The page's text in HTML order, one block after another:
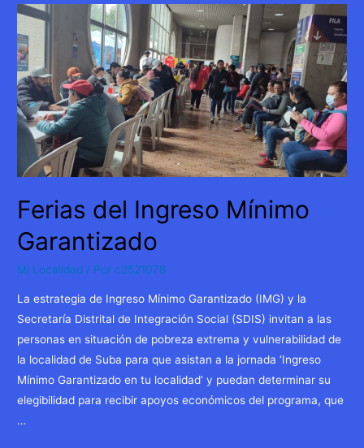
en
Gutiérrez
Ferias del Ingreso Mínimo
Garantizado
Mi Localidad / Por c2521078
La estrategia de Ingreso Mínimo Garantizado (IMG) y la
Secretaría Distrital de Integración Social (SDIS) invitan a las
personas en situación de pobreza extrema y vulnerabilidad de
la localidad de Suba para que asistan a la jornada ‘Ingreso
Mínimo Garantizado en tu localidad’ y puedan determinar su
elegibilidad para recibir apoyos económicos del programa, que
…